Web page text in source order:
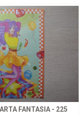
FANTASIA - 225